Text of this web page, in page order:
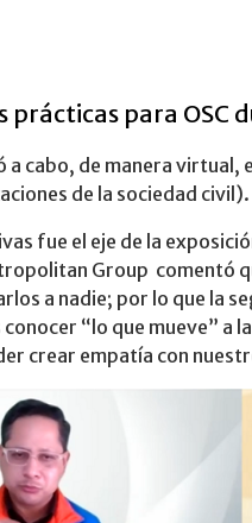
prácticas para OSC
a cabo, de manera
de la sociedad civil).
fue el eje de la
Group comentó
a nadie; por lo que la
“lo que mueve” a
crear empatía con